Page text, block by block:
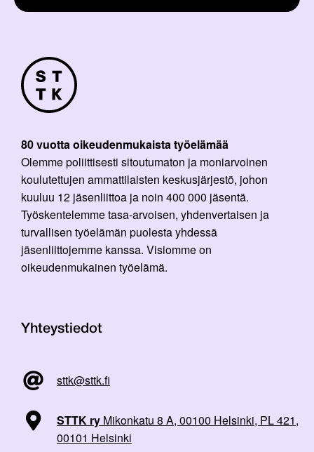
80 vuotta oikeudenmukaista työelämää
Olemme poliittisesti sitoutumaton ja moniarvoinen
koulutettujen ammattilaisten keskusjärjestö, johon
kuuluu 12 jäsenliittoa ja noin 400 000 jäsentä.
Työskentelemme tasa-arvoisen, yhdenvertaisen ja
turvallisen työelämän puolesta yhdessä
jäsenliittojemme kanssa. Visiomme on
oikeudenmukainen työelämä.
Yhteystiedot
sttk@sttk.fi
STTK ry Mikonkatu 8 A, 00100 Helsinki, PL 421,
00101 Helsinki